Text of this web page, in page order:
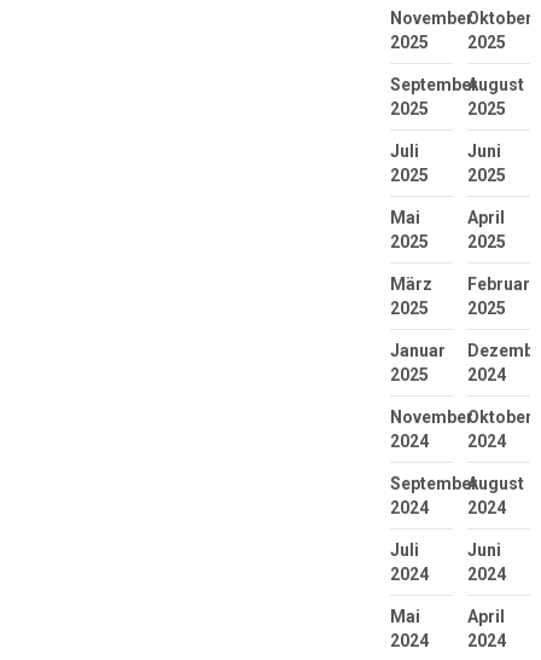
November
2025
Oktober
2025
September
2025
August
2025
Juli
2025
Juni
2025
Mai
2025
April
2025
März
2025
Februar
2025
Januar
2025
2024
November
2024
Oktober
2024
September
2024
August
2024
Juli
2024
Juni
2024
Mai
2024
April
2024